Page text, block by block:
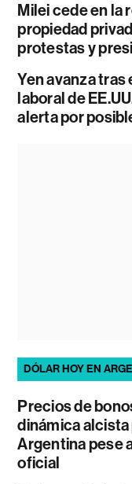
Milei cede en la
propiedad
protestas y
Yen avanza tras
laboral de
alerta por
DÓLAR HOY EN
Precios de
dinámica alcista
Argentina pese
oficial